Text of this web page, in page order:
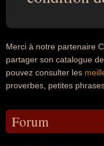
Merci à notre partenaire
partager son catalogue
pouvez consulter les
proverbes, petites
Forum